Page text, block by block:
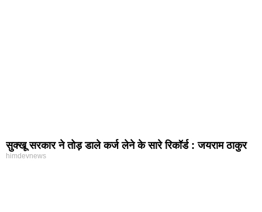
सुक्खू सरकार ने तोड़ डाले कर्ज लेने के सारे रिकॉर्ड : जयराम ठाकुर
himdevnews